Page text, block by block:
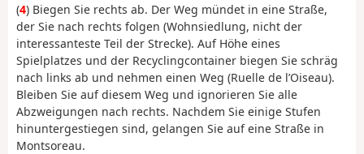
(4) Biegen Sie rechts ab. Der Weg mündet in eine Straße,
der Sie nach rechts folgen (Wohnsiedlung, nicht der
interessanteste Teil der Strecke). Auf Höhe eines
Spielplatzes und der Recyclingcontainer biegen Sie schräg
nach links ab und nehmen einen Weg (Ruelle de l’Oiseau).
Bleiben Sie auf diesem Weg und ignorieren Sie alle
Abzweigungen nach rechts. Nachdem Sie einige Stufen
hinuntergestiegen sind, gelangen Sie auf eine Straße in
Montsoreau.